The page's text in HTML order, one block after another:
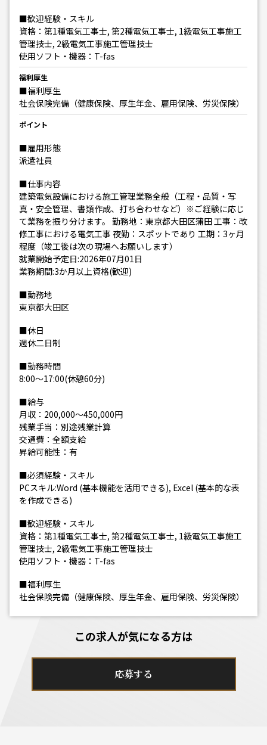
■歓迎経験・スキル
資格：第1種電気工事士, 第2種電気工事士, 1級電気工事施工
管理技士, 2級電気工事施工管理技士
使用ソフト・機器：T-fas
福利厚生
■福利厚生
社会保険完備（健康保険、厚生年金、雇用保険、労災保険）
ポイント
■雇用形態
派遣社員
■仕事内容
建築電気設備における施工管理業務全般（工程・品質・写
真・安全管理、書類作成、打ち合わせなど）※ご経験に応じ
て業務を振り分けます。 勤務地：東京都大田区蒲田 工事：改
修工事における電気工事 夜勤：スポットであり 工期：3ヶ月
程度（竣工後は次の現場へお願いします）
就業開始予定日:2026年07月01日
業務期間:3か月以上資格(歓迎)
■勤務地
東京都大田区
■休日
週休二日制
■勤務時間
8:00～17:00(休憩60分)
■給与
月収：200,000～450,000円
残業手当：別途残業計算
交通費：全額支給
昇給可能性：有
■必須経験・スキル
PCスキル:Word (基本機能を活用できる), Excel (基本的な表
を作成できる)
■歓迎経験・スキル
資格：第1種電気工事士, 第2種電気工事士, 1級電気工事施工
管理技士, 2級電気工事施工管理技士
使用ソフト・機器：T-fas
■福利厚生
社会保険完備（健康保険、厚生年金、雇用保険、労災保険）
この求人が気になる方は
応募する